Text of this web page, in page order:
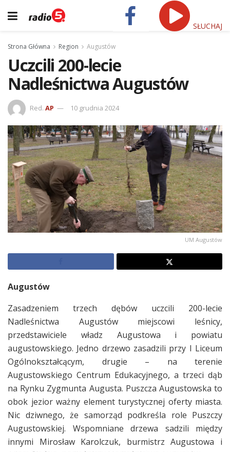
SŁUCHAJ
Strona Główna Region Augustów
Uczcili 200-lecie
Nadleśnictwa Augustów
Red. AP 10 grudnia 2024
UM Augustów
Augustów
Zasadzeniem trzech dębów uczcili 200-lecie
Nadleśnictwa Augustów miejscowi leśnicy,
przedstawiciele władz Augustowa i powiatu
augustowskiego. Jedno drzewo zasadzili przy I Liceum
Ogólnokształcącym, drugie – na terenie
Augustowskiego Centrum Edukacyjnego, a trzeci dąb
na Rynku Zygmunta Augusta. Puszcza Augustowska to
obok jezior ważny element turystycznej oferty miasta.
Nic dziwnego, że samorząd podkreśla role Puszczy
Augustowskiej. Wspomniane drzewa sadzili między
innymi Mirosław Karolczuk, burmistrz Augustowa i